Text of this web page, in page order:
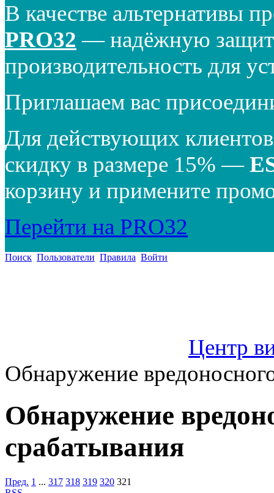
В качестве альтернативы
PRO32 — надёжную
производительность для
Приглашаем вас
Для действующих
скидку в размере 15% —
корзину и примените
Перейти на PRO32
Поиск Пользователи Правила Войти
Центр
Обнаружение
Обнаружение
срабатывания
Пред. 1 ... 317 318 319 320 321